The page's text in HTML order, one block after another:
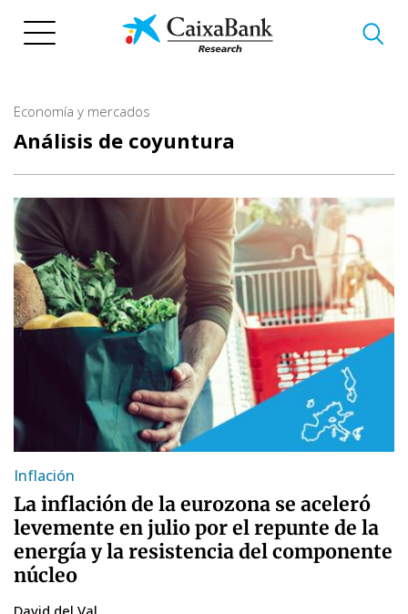
Economía y mercados
Análisis de coyuntura
Inflación
La inflación de la eurozona se aceleró
levemente en julio por el repunte de la
energía y la resistencia del componente
núcleo
David del Val